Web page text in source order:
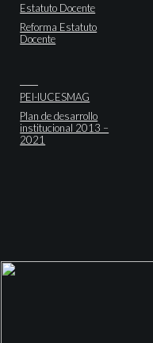
Estatuto Docente
Reforma Estatuto
Docente
PEI-IUCESMAG
Plan de desarrollo
institucional 2013 –
2021